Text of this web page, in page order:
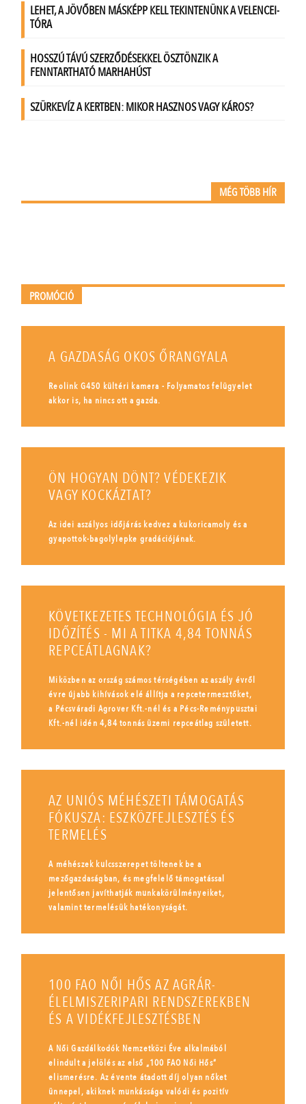
MÉG TÖBB HÍR
PROMÓCIÓ
A GAZDASÁG OKOS ŐRANGYALA
Reolink G450 kültéri kamera - Folyamatos felügyelet
akkor is, ha nincs ott a gazda.
ÖN HOGYAN DÖNT? VÉDEKEZIK
VAGY KOCKÁZTAT?
Az idei aszályos időjárás kedvez a kukoricamoly és a
gyapottok-bagolylepke gradációjának.
KÖVETKEZETES TECHNOLÓGIA ÉS JÓ
IDŐZÍTÉS - MI A TITKA 4,84 TONNÁS
REPCEÁTLAGNAK?
Miközben az ország számos térségében az aszály évről
évre újabb kihívások elé állítja a repcetermesztőket,
a Pécsváradi Agrover Kft.-nél és a Pécs-Reménypusztai
Kft.-nél idén 4,84 tonnás üzemi repceátlag született.
AZ UNIÓS MÉHÉSZETI TÁMOGATÁS
FÓKUSZA: ESZKÖZFEJLESZTÉS ÉS
TERMELÉS
A méhészek kulcsszerepet töltenek be a
mezőgazdaságban, és megfelelő támogatással
jelentősen javíthatják munkakörülményeiket,
valamint termelésük hatékonyságát.
100 FAO NŐI HŐS AZ AGRÁR-
ÉLELMISZERIPARI RENDSZEREKBEN
ÉS A VIDÉKFEJLESZTÉSBEN
A Női Gazdálkodók Nemzetközi Éve alkalmából
elindult a jelölés az első „100 FAO Női Hős”
elismerésre. Az évente átadott díj olyan nőket
ünnepel, akiknek munkássága valódi és pozitív